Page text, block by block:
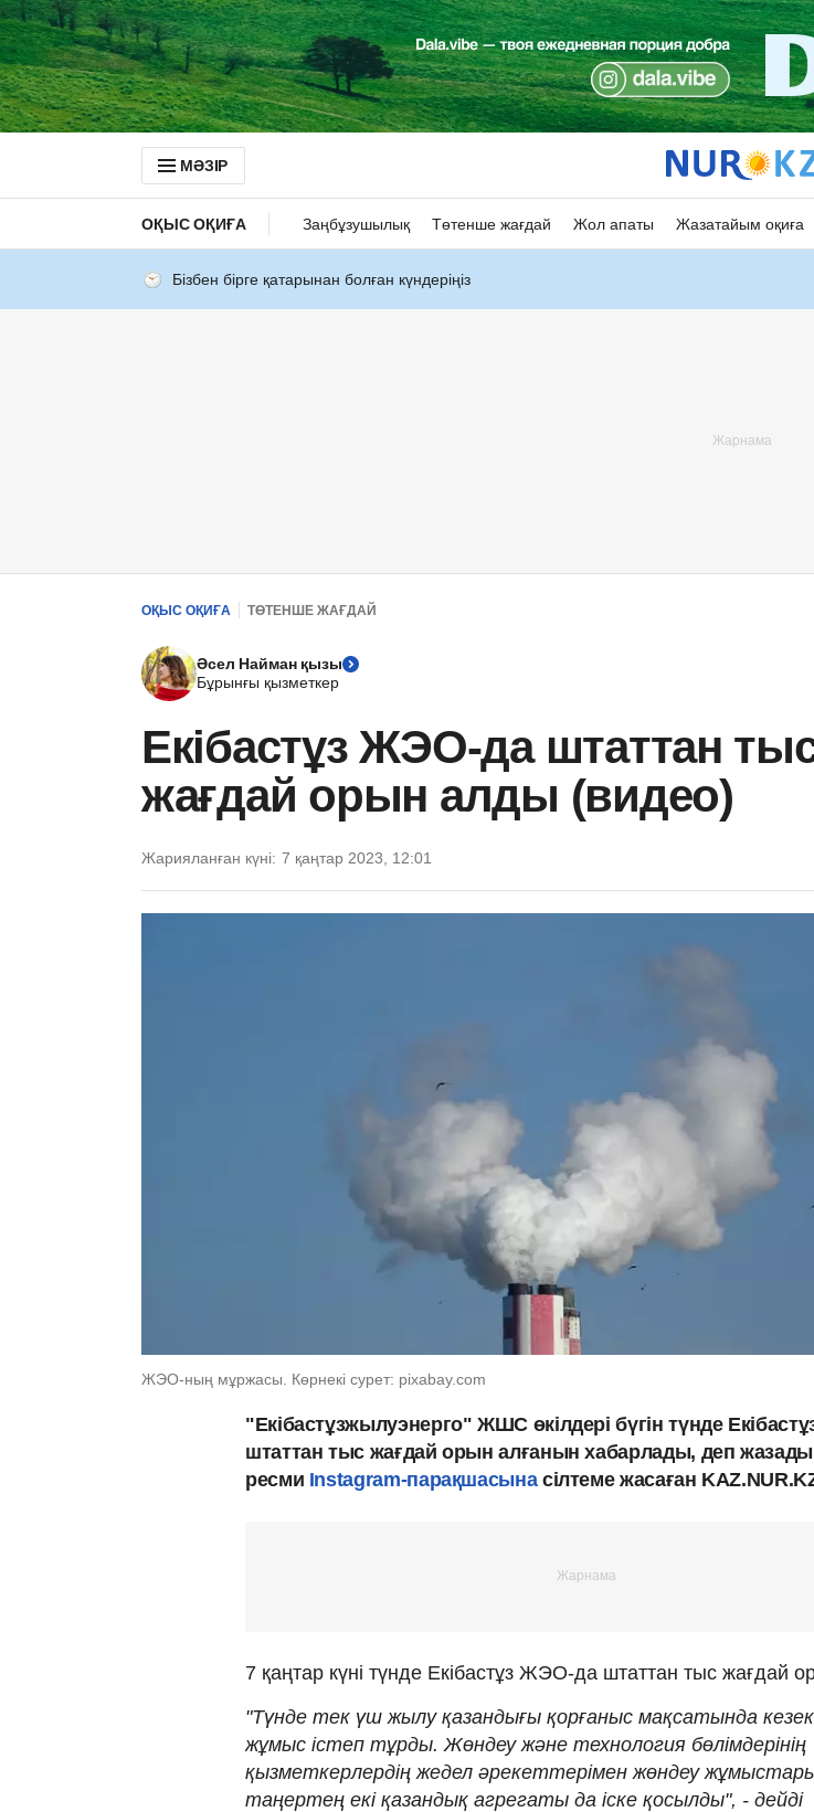
МӘЗІР
ОҚЫС ОҚИҒА Заңбұзушылық Төтенше жағдай Жол апаты Жазатайым оқиға
Бізбен бірге қатарынан болған күндеріңіз
ОҚЫС ОҚИҒА ТӨТЕНШЕ ЖАҒДАЙ
Әсел Найман қызы
Бұрынғы қызметкер
Екібастұз ЖЭО-да штаттан
жағдай орын алды (видео)
Жарияланған күні: 7 қаңтар 2023, 12:01
ЖЭО-ның мұржасы. Көрнекі сурет: pixabay.com
"Екібастұзжылуэнерго" ЖШС өкілдері бүгін түнде
штаттан тыс жағдай орын алғанын хабарлады, деп жазады
ресми Instagram-парақшасынасілтеме жасаған
7 қаңтар күні түнде Екібастұз ЖЭО-да штаттан тыс жағдай
"Түнде тек үш жылу қазандығы қорғаныс мақсатында
жұмыс істеп тұрды. Жөндеу және технология бөлімдерінің
қызметкерлердің жедел әрекеттерімен жөндеу жұмыстары
таңертең екі қазандық агрегаты да іске қосылды", - дейді